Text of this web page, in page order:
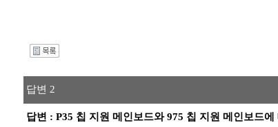
답변 2
답변 : P35 칩 지원 메인보드와 975 칩 지원 메인보드에